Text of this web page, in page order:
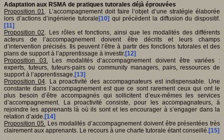
Adaptation aux RSMA de pratiques tutorales déjà éprouvées
Proposition 01. L’accompagnement doit faire l’objet d’une stratégie élaborée
lors d’actions d’ingénierie tutorale[10] qui précèdent la diffusion du dispositif.
[11]
Proposition 02. Les rôles et fonctions, ainsi que les modalités des différents
acteurs de l’accompagnement doivent être décrits et leurs champs
d’intervention précisés. Ils peuvent l’être à partir des fonctions tutorales et des
plans de support à l’apprentissage à investir.[12]
Proposition 03.Les modalités d’accompagnement doivent être variées :
experts, tuteurs, tuteurs-pairs ou community managers, pairs, ressources de
support à l’apprentissage.[13]
Proposition 04. La proactivité des accompagnateurs est indispensable. Une
constante dans l’accompagnement est que ce sont rarement ceux qui ont le
plus besoin d’être accompagnés qui sollicitent d’eux-mêmes les services
d’accompagnement. La proactivité consiste, pour les accompagnateurs, à
rejoindre les apprenants là où ils sont et les encourager à s’engager dans la
relation d’aide.[14]
Proposition 05.Les modalités d’accompagnement doivent être présentées très
clairement aux apprenants. Le recours à une charte tutorale étant conseillé.[15]